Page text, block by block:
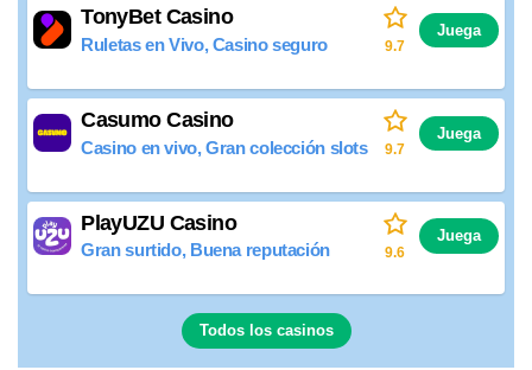
TonyBet Casino
Ruletas en Vivo, Casino seguro 9.7
Juega
Casumo Casino
Casino en vivo, Gran colección slots 9.7
Juega
PlayUZU Casino
Gran surtido, Buena reputación 9.6
Juega
Todos los casinos